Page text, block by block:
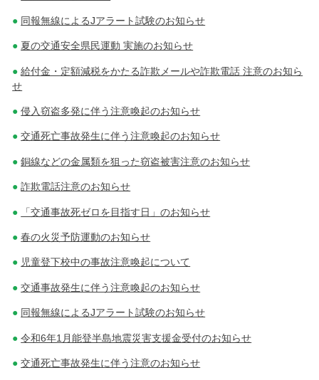
同報無線によるJアラート試験のお知らせ
夏の交通安全県民運動 実施のお知らせ
給付金・定額減税をかたる詐欺メールや詐欺電話 注意のお知ら
せ
侵入窃盗多発に伴う注意喚起のお知らせ
交通死亡事故発生に伴う注意喚起のお知らせ
銅線などの金属類を狙った窃盗被害注意のお知らせ
詐欺電話注意のお知らせ
「交通事故死ゼロを目指す日」のお知らせ
春の火災予防運動のお知らせ
児童登下校中の事故注意喚起について
交通事故発生に伴う注意喚起のお知らせ
同報無線によるJアラート試験のお知らせ
令和6年1月能登半島地震災害支援金受付のお知らせ
交通死亡事故発生に伴う注意のお知らせ